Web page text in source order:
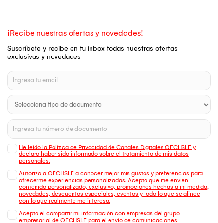
¡Recibe nuestras ofertas y novedades!
Suscríbete y recibe en tu inbox todas nuestras ofertas
exclusivas y novedades
He leído la Política de Privacidad de Canales Digitales OECHSLE y
declaro haber sido informado sobre el tratamiento de mis datos
personales.
Autorizo a OECHSLE a conocer mejor mis gustos y preferencias para
ofrecerme experiencias personalizadas. Acepto que me envien
contenido personalizado, exclusivo, promociones hechas a mi medida,
novedades, descuentos especiales, eventos y todo lo que se alinee
con lo que realmente me interesa.
Acepto el compartir mi información con empresas del grupo
empresarial de OECHSLE para el envío de comunicaciones